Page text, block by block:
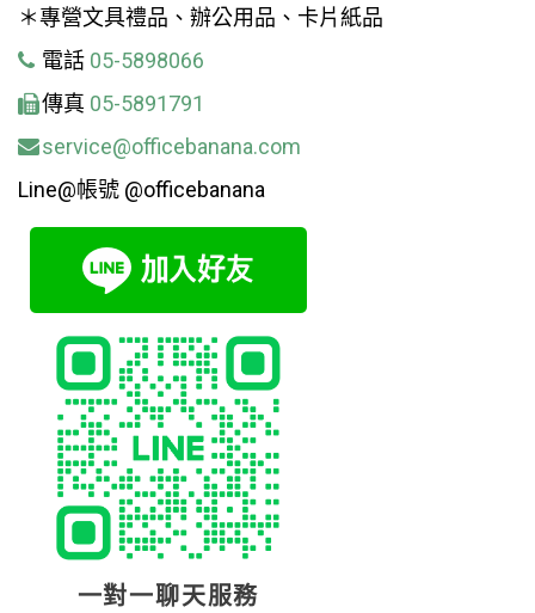
＊專營文具禮品、辦公用品、卡片紙品
電話 05-5898066
傳真 05-5891791
service@officebanana.com
Line@帳號 @officebanana
一對一聊天服務